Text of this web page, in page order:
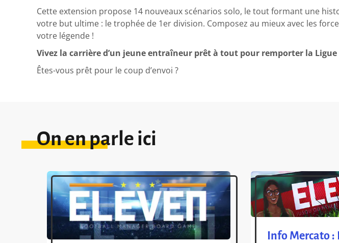
Cette extension propose 14 nouveaux scénarios solo, le tout formant une
votre but ultime : le trophée de 1er division. Composez au mieux avec les
votre légende !
Vivez la carrière d’un jeune entraîneur prêt à tout pour remporter la Ligue
Êtes-vous prêt pour le coup d’envoi ?
On en parle ici
Info Mercato :